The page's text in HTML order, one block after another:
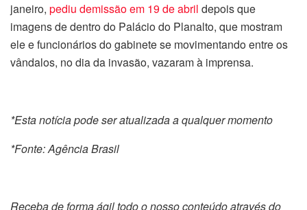
janeiro, pediu demissão em 19 de abril depois que
imagens de dentro do Palácio do Planalto, que mostram
ele e funcionários do gabinete se movimentando entre os
vândalos, no dia da invasão, vazaram à imprensa.
*Esta notícia pode ser atualizada a qualquer momento
*Fonte: Agência Brasil
Receba de forma ágil todo o nosso conteúdo através do